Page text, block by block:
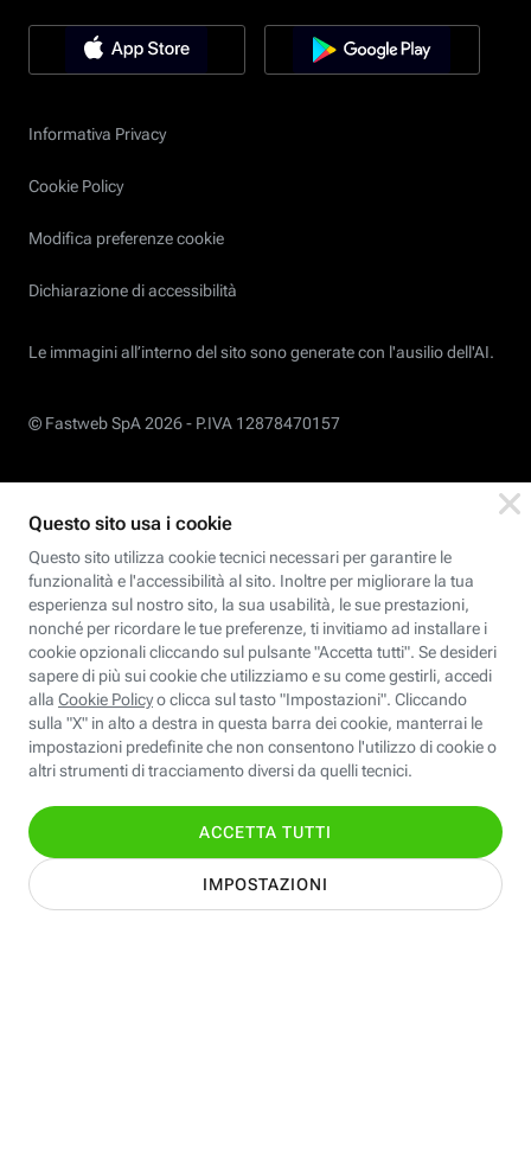
Informativa Privacy
Cookie Policy
Modifica preferenze cookie
Dichiarazione di accessibilità
Le immagini all’interno del sito sono generate con l'ausilio dell'AI.
© Fastweb SpA 2026 - P.IVA 12878470157